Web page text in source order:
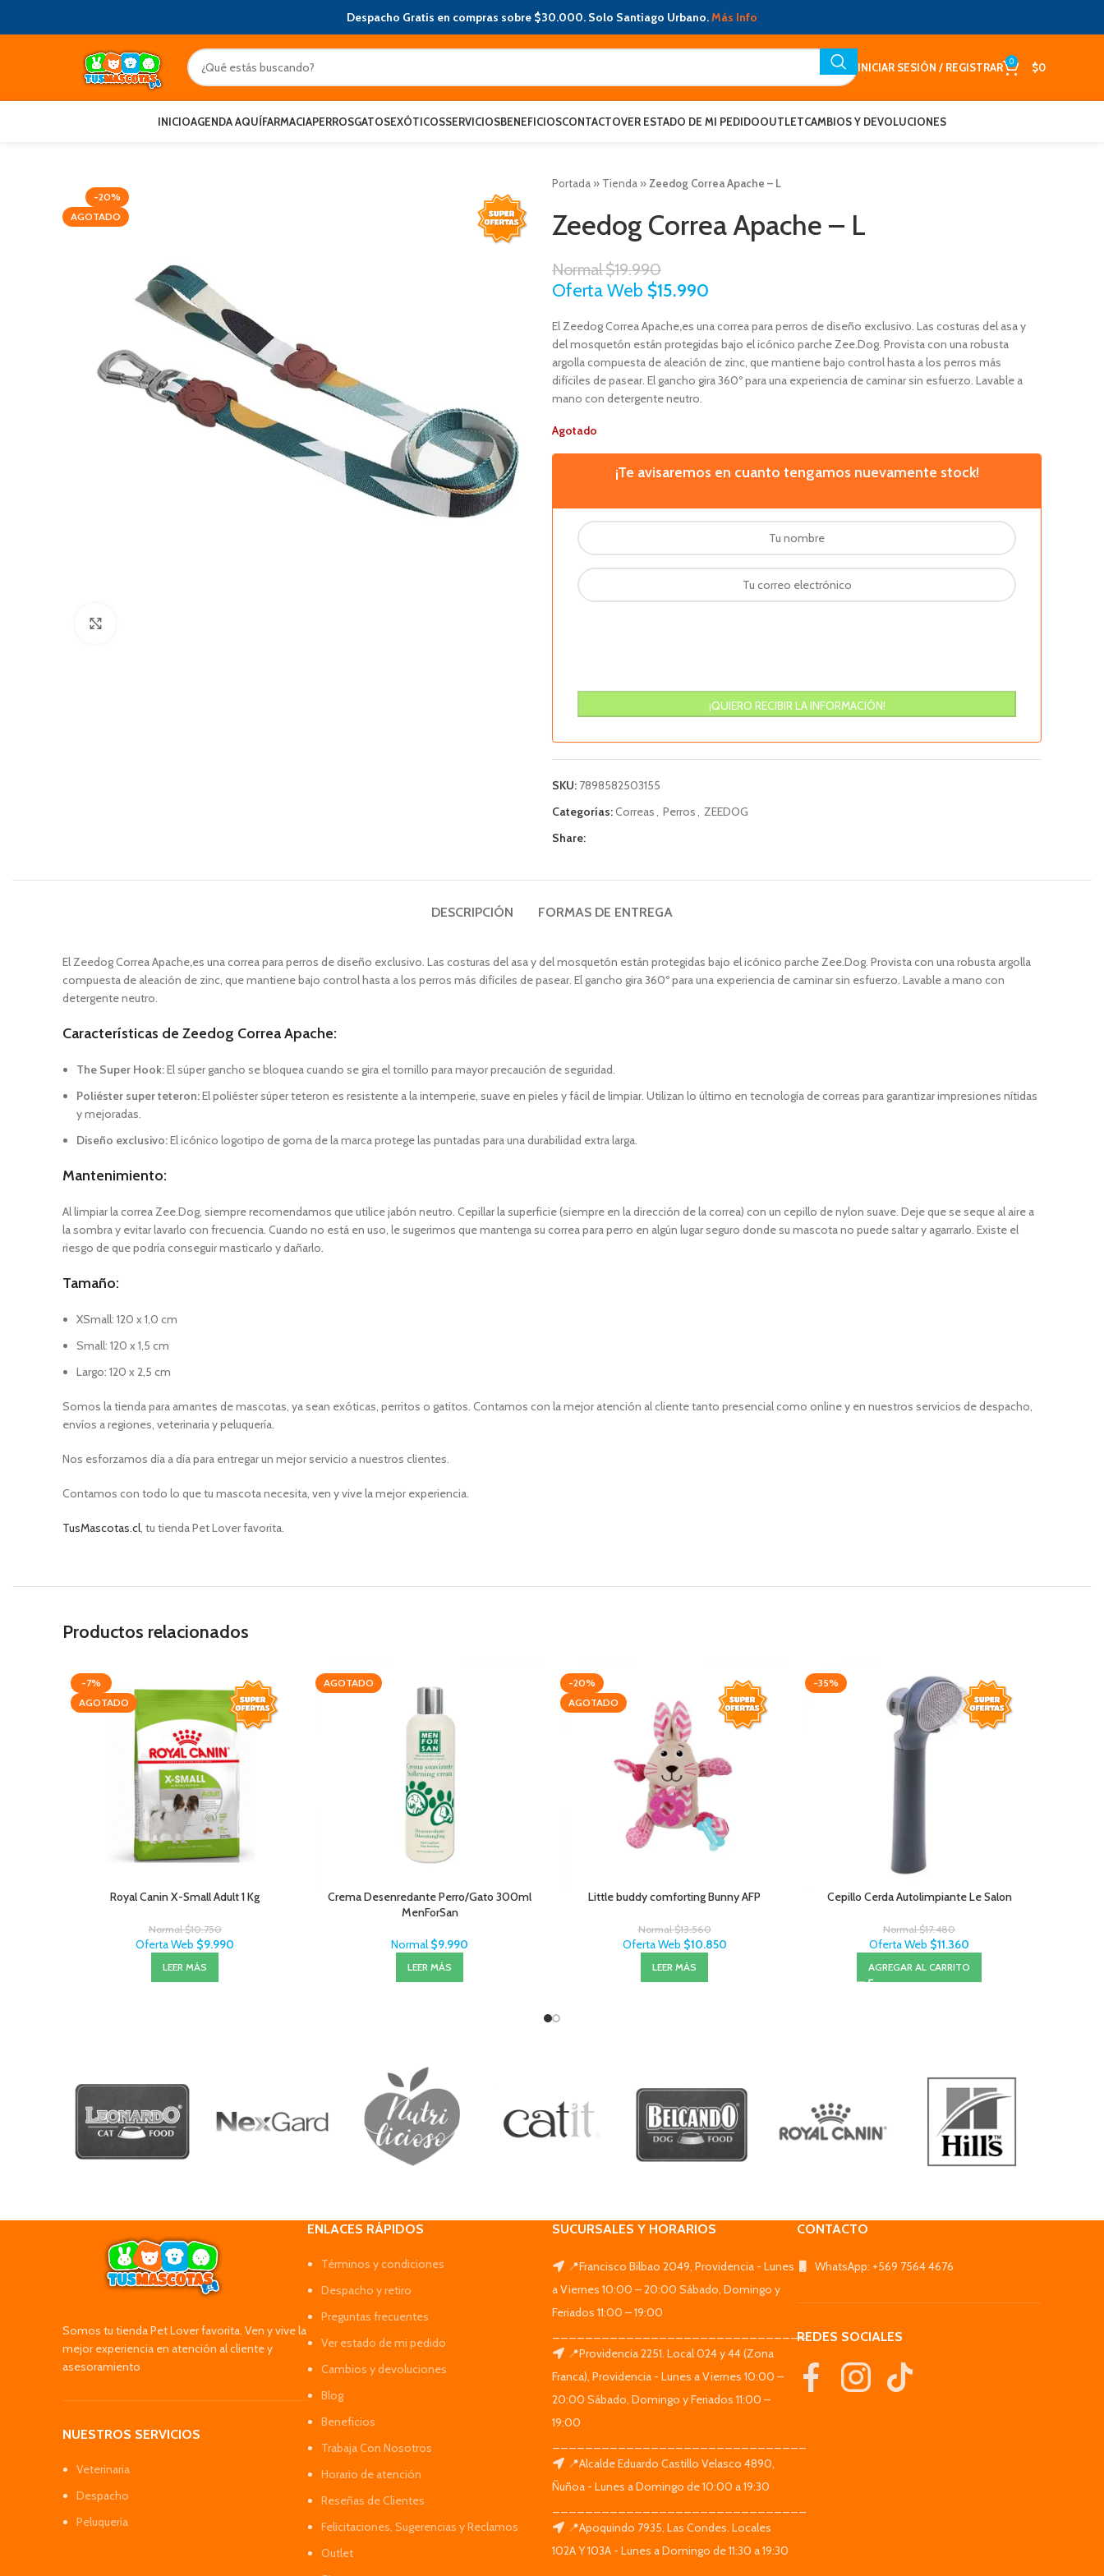
Despacho Gratis en compras sobre $30.000. Solo Santiago Urbano.Más Info
INICIAR SESIÓN / REGISTRAR 0 $0
INICIOAGENDA AQUÍFARMACIAPERROSGATOSEXÓTICOSSERVICIOSBENEFICIOSCONTACTOVER ESTADO DE MI PEDIDOOUTLETCAMBIOS Y DEVOLUCIONES
-20%
AGOTADO
Portada » Tienda » Zeedog Correa Apache – L
Zeedog Correa Apache – L
Normal$19.990
Oferta Web $15.990
El Zeedog Correa Apache,es una correa para perros de diseño exclusivo. Las costuras del asa y
del mosquetón están protegidas bajo el icónico parche Zee.Dog. Provista con una robusta
argolla compuesta de aleación de zinc, que mantiene bajo control hasta a los perros más
difíciles de pasear. El gancho gira 360º para una experiencia de caminar sin esfuerzo. Lavable a
mano con detergente neutro.
Agotado
¡Te avisaremos en cuanto tengamos nuevamente stock!
SKU: 7898582503155
Categorías:Correas, Perros, ZEEDOG
Share:
DESCRIPCIÓN FORMAS DE ENTREGA
El Zeedog Correa Apache,es una correa para perros de diseño exclusivo. Las costuras del asa y del mosquetón están protegidas bajo el icónico parche Zee.Dog. Provista con una robusta argolla
compuesta de aleación de zinc, que mantiene bajo control hasta a los perros más difíciles de pasear. El gancho gira 360º para una experiencia de caminar sin esfuerzo. Lavable a mano con
detergente neutro.
Características de Zeedog Correa Apache:
The Super Hook:El súper gancho se bloquea cuando se gira el tornillo para mayor precaución de seguridad.
Poliéster super teteron:El poliéster súper teteron es resistente a la intemperie, suave en pieles y fácil de limpiar. Utilizan lo último en tecnología de correas para garantizar impresiones nítidas
y mejoradas.
Diseño exclusivo:El icónico logotipo de goma de la marca protege las puntadas para una durabilidad extra larga.
Mantenimiento:
Al limpiar la correa Zee.Dog, siempre recomendamos que utilice jabón neutro. Cepillar la superficie (siempre en la dirección de la correa) con un cepillo de nylon suave. Deje que se seque al aire a
la sombra y evitar lavarlo con frecuencia. Cuando no está en uso, le sugerimos que mantenga su correa para perro en algún lugar seguro donde su mascota no puede saltar y agarrarlo. Existe el
riesgo de que podría conseguir masticarlo y dañarlo.
Tamaño:
XSmall: 120 x 1,0 cm
Small: 120 x 1,5 cm
Largo: 120 x 2,5 cm
Somos la tienda para amantes de mascotas, ya sean exóticas, perritos o gatitos. Contamos con la mejor atención al cliente tanto presencial como online y en nuestros servicios de despacho,
envíos a regiones, veterinaria y peluquería.
Nos esforzamos día a día para entregar un mejor servicio a nuestros clientes.
Contamos con todo lo que tu mascota necesita, ven y vive la mejor experiencia.
TusMascotas.cl, tu tienda Pet Lover favorita.
Productos relacionados
-7%
AGOTADO
Royal Canin X-Small Adult 1 Kg
Normal$10.750
Oferta Web $9.990
LEER MÁS
AGOTADO
Crema Desenredante Perro/Gato 300ml
MenForSan
Normal $9.990
LEER MÁS
-20%
AGOTADO
Little buddy comforting Bunny AFP
Normal$13.560
Oferta Web $10.850
LEER MÁS
-35%
Cepillo Cerda Autolimpiante Le Salon
Normal$17.480
Oferta Web $11.360
AGREGAR AL CARRITO
Somos tu tienda Pet Lover favorita. Ven y vive la
mejor experiencia en atención al cliente y
asesoramiento
NUESTROS SERVICIOS
Veterinaria
Despacho
Peluquería
ENLACES RÁPIDOS
Términos y condiciones
Despacho y retiro
Preguntas frecuentes
Ver estado de mi pedido
Cambios y devoluciones
Blog
Beneficios
Trabaja Con Nosotros
Horario de atención
Reseñas de Clientes
Felicitaciones, Sugerencias y Reclamos
Outlet
SUCURSALES Y HORARIOS
📍Francisco Bilbao 2049, Providencia - Lunes
a Viernes 10:00 – 20:00 Sábado, Domingo y
Feriados 11:00 – 19:00
_______________________________
📍Providencia 2251. Local 024 y 44 (Zona
Franca), Providencia - Lunes a Viernes 10:00 –
20:00 Sábado, Domingo y Feriados 11:00 –
19:00
📍Alcalde Eduardo Castillo Velasco 4890,
Ñuñoa - Lunes a Domingo de 10:00 a 19:30
📍Apoquindo 7935, Las Condes. Locales
102A Y 103A - Lunes a Domingo de 11:30 a 19:30
CONTACTO
WhatsApp: +569 7564 4676
REDES SOCIALES